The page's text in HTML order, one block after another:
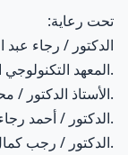
تحت رعاية:
المعهد التكنولوجي العالي ببني سويف.
الأستاذ الدكتور / محمد عيسى سيد - عميد المعهد.
الدكتور / أحمد رجاء - الأمين العام وعضو مجلس الإدارة.
الدكتور / رجب كمال - المشرف على وكالة المعهد.